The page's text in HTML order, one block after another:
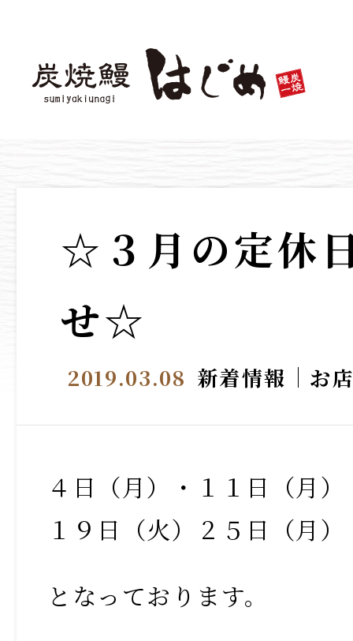
☆３月の定休
せ☆
2019.03.08 新着情報 お
４日（月）・１１日（月
１９日（火）２５日（月）
となっております。